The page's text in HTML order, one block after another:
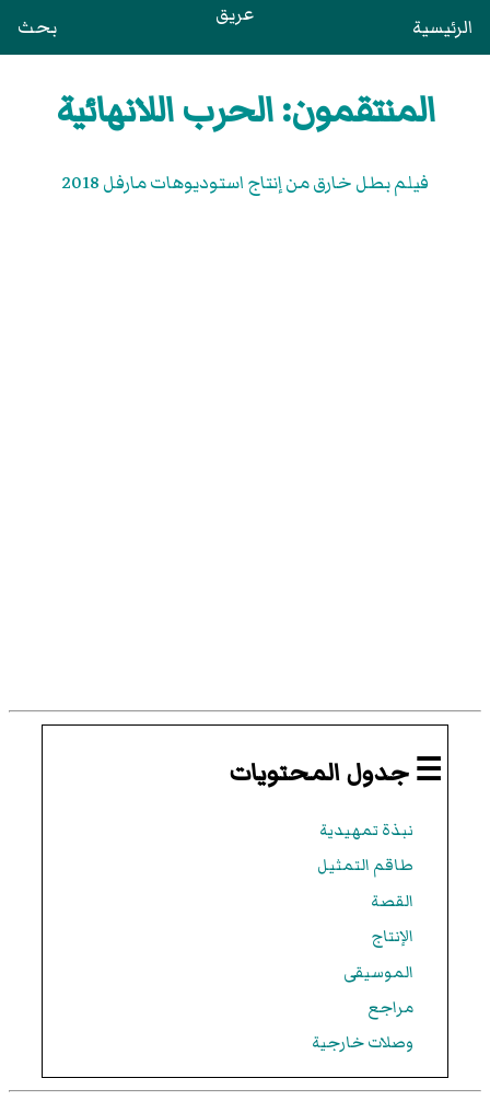
الرئيسية عريق بحث
المنتقمون: الحرب اللانهائية
فيلم بطل خارق من إنتاج استوديوهات مارفل 2018
☰ جدول المحتويات
نبذة تمهيدية
طاقم التمثيل
القصة
الإنتاج
الموسيقى
مراجع
وصلات خارجية